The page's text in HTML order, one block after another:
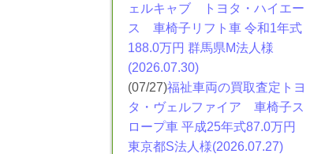
ェルキャブ トヨタ・ハイエー
ス
車椅子リフト車 令和1年式
188.0万円 群馬県M法人様
(2026.07.30)
(07/27)福祉車両の買取査定トヨ
タ・ヴェルファイア 車椅子ス
ロープ車 平成25年式87.0万円
東京都S法人様(2026.07.27)